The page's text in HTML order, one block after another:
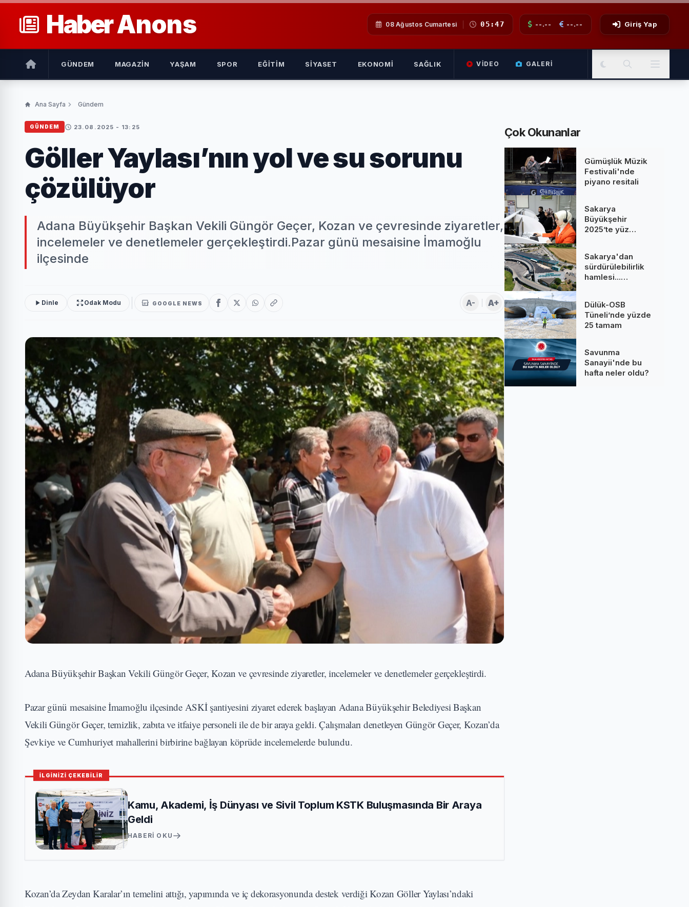
HaberAnons 08 Ağustos Cumartesi 05:47 --.-- --.-- Giriş Yap
GÜNDEM MAGAZIN YAŞAM SPOR EĞITIM SIYASET EKONOMI SAĞLIK VIDEO GALERI
Ana Sayfa Gündem
GÜNDEM 23.08.2025 - 13:25
Göller Yaylası’nın yol ve su sorunu
çözülüyor
Adana Büyükşehir Başkan Vekili Güngör Geçer, Kozan ve çevresinde ziyaretler,
incelemeler ve denetlemeler gerçekleştirdi.Pazar günü mesaisine İmamoğlu
ilçesinde
Dinle Odak Modu GOOGLE NEWS A- A+
Adana Büyükşehir Başkan Vekili Güngör Geçer, Kozan ve çevresinde ziyaretler, incelemeler ve denetlemeler gerçekleştirdi.
Pazar günü mesaisine İmamoğlu ilçesinde ASKİ şantiyesini ziyaret ederek başlayan Adana Büyükşehir Belediyesi Başkan
Vekili Güngör Geçer, temizlik, zabıta ve itfaiye personeli ile de bir araya geldi. Çalışmaları denetleyen Güngör Geçer, Kozan’da
Şevkiye ve Cumhuriyet mahallerini birbirine bağlayan köprüde incelemelerde bulundu.
İLGİNİZİ ÇEKEBİLİR
Kamu, Akademi, İş Dünyası ve Sivil Toplum KSTK Buluşmasında Bir Araya
Geldi
HABERI OKU
Kozan’da Zeydan Karalar’ın temelini attığı, yapımında ve iç dekorasyonunda destek verdiği Kozan Göller Yaylası’ndaki
Çok Okunanlar
Gümüşlük Müzik
Festivali'nde
piyano resitali
Sakarya
Büyükşehir
2025’te yüz
çağrı cevaplandı
Sakarya'dan
sürdürülebilirlik
hamlesi...
üretiyor
Dülük-OSB
Tüneli’nde yüzde
25 tamam
Savunma
Sanayii'nde bu
hafta neler oldu?